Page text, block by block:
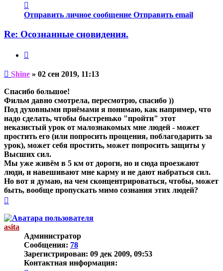
информация
пользователя
Отправить личное сообщение Отправить email
Re: Осознанные сновидения.
Непрочитанное
Shine » 02 сен 2019, 11:13
Спасибо большое!
Фильм давно смотрела, пересмотрю, спасибо ))
Под духовными приёмами я понимаю, как например, что
надо сделать, чтобы быстренько "пройти" этот
неказистый урок от малознакомых мне людей - может
простить его (или попросить прощения, поблагодарить за
урок), может себя простить, может попросить защиты у
Высших сил.
Мы уже живём в 5 км от дороги, но и сюда проезжают
люди, и навешивают мне карму и не дают набраться сил.
Но вот я думаю, на чем сконцентрироваться, чтобы, может
быть, вообще пропускать мимо сознания этих людей?
началу
asita
Администратор
Сообщения: 78
Зарегистрирован: 09 дек 2009, 09:53
Контактная информация: